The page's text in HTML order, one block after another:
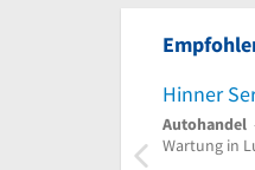
Hinner
Autohandel
Wartung in